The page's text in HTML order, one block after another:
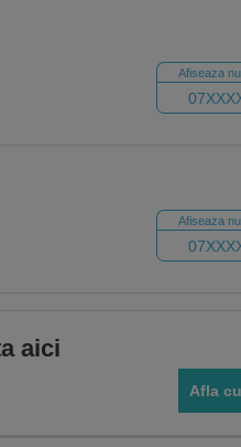
Dependenta de alcool si droguri
Afiseaza
Afiseaza
aici
Afla